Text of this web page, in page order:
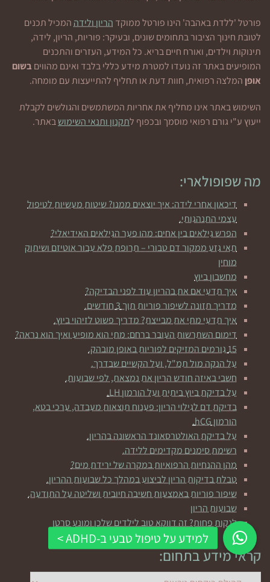
פורטל 'ללדת באהבה' הינו פורטל ממוקד הריון ולידההמכיל תכנים
לטובת חינוך הציבור בתחומים שונים, ובעיקר: פוריות, הריון, לידה,
תינוקות וילדים, ואורח חיים בריא. כל המידע, העזרים והתכנים
המופיעים באתר זה נועדו למטרת מידע כללי בלבד ואינם מהוויםבשום
אופן המלצה רפואית, חוות דעת או תחליף להתייעצות עם מומחה.
השימוש באתר אינו מחליף את אחריות המשתמשים והגולשים לקבלת
ייעוץ ע"י גורם רפואי מוסמך ובכפוף לתקנון ותנאי השימושבאתר.
מה שפופולארי:
דיכאון אחרי לידה: איך יוצאים ממנו? שיטות מעשיות לטיפול
עצמי התנהגותי.
הפרש גילאים בין אחים: מהו פער הגילאים האידיאלי?
תאי גזע ממקור דם טבורי – תרופת פלא עבור אוטיזם ושיתוק
מוחין
מחשבון ביוץ
איך תדעי אם את בהריון עוד לפני הבדיקה?
מדריך תזונה לשיפור פוריות תוך 3 חודשים.
איך תדעי מתי את מבייצת? מדריך פשוט לזיהוי ביוץ.
דימום השתרשות העובר ברחם: מתי הוא מופיע ואיך הוא נראה?
15 גורמים המזיקים לפוריות באופן מובהק.
על הנקה מול תמ"ל, ועל הקשיים שבדרך.
חשבי באיזה חודש הריון את נמצאת, לפי שבועות.
על בדיקת ביוץ ביתית ועל הורמון LH.
בדיקת דם לגילוי הריון: פענוח תוצאות מעבדה, ערכי בטא,
הורמון hCG.
על בדיקת האולטרסאונד הראשונה בהריון.
רשימת סימנים מקדימים ללידה.
מהן ההנחיות הרפואיות במקרה של ירידת מים?
טבלת בדיקות הריון לביצוע במהלך כל שבועות ההריון.
שיפור פוריות באמצעות חשיבה חיובית ושליטה על התודעה.
שבועות הריון
לנקות פחות? זה דווקא טוב לילדים שלכן ומונע סרטן
קראי מידע בתחום: